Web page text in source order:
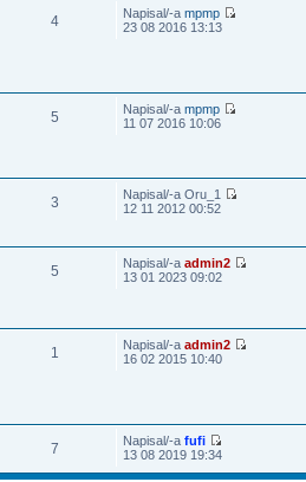
4 Napisal/-ampmp
23 08 2016 13:13
5 Napisal/-ampmp
11 07 2016 10:06
3
Napisal/-a Oru_1
12 11 2012 00:52
5 Napisal/-aadmin2
13 01 2023 09:02
1 Napisal/-aadmin2
16 02 2015 10:40
7 Napisal/-afufi
13 08 2019 19:34